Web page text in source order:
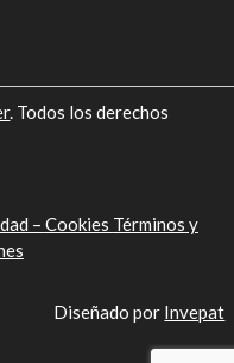
. Todos los derechos
– Cookies Términos y
Diseñado por Invepat